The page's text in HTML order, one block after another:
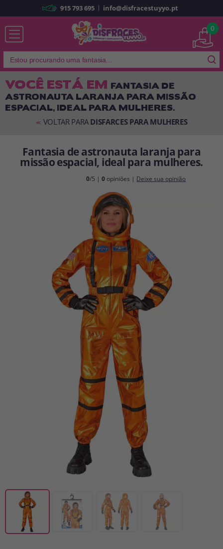
Já sou cliente
Lembrar-me Esqueceu sua senha?
ENTRAR
É a minha primeira vez
Sou novo
disfracestuyyo.pt
compras rapidamente em nossa loja virtual, verificar o status de seus
pedidos e consultar suas operações anteriores.
Vá em frente! Estávamos esperando por você.
CRIAR CONTA
915 793 695 | info@disfracestuyyo.pt
0
VOCÊ ESTÁ EM FANTASIA DE
ASTRONAUTA LARANJA PARA MISSÃO
ESPACIAL, IDEAL PARA MULHERES.
<< VOLTAR PARA DISFARCES PARA MULHERES
Fantasia de astronauta laranja para
missão espacial, ideal para mulheres.
0/5 |0 opiniões | Deixe sua opinião